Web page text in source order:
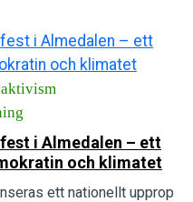
aktivism
i Almedalen – ett
och klimatet
ett nationellt upprop